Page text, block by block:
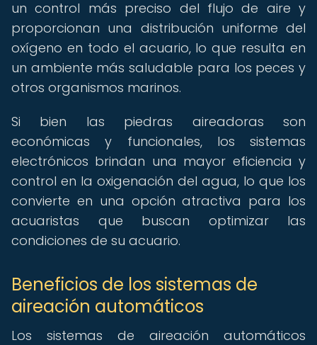
un control más preciso del flujo de aire y
proporcionan una distribución uniforme del
oxígeno en todo el acuario, lo que resulta en
un ambiente más saludable para los peces y
otros organismos marinos.
Si bien las piedras aireadoras son
económicas y funcionales, los sistemas
electrónicos brindan una mayor eficiencia y
control en la oxigenación del agua, lo que los
convierte en una opción atractiva para los
acuaristas que buscan optimizar las
condiciones de su acuario.
Beneficios de los sistemas de
aireación automáticos
Los sistemas de aireación automáticos